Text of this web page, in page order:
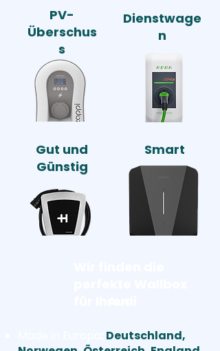
PV-
Überschus
s
Dienstwage
n
Gut und
Günstig
Smart
Deutschland,